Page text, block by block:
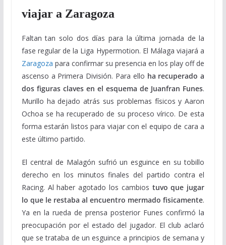
viajar a Zaragoza
Faltan tan solo dos días para la última jornada de la
fase regular de la Liga Hypermotion. El Málaga viajará a
Zaragoza para confirmar su presencia en los play off de
ascenso a Primera División. Para ello ha recuperado a
dos figuras claves en el esquema de Juanfran Funes.
Murillo ha dejado atrás sus problemas físicos y Aaron
Ochoa se ha recuperado de su proceso vírico. De esta
forma estarán listos para viajar con el equipo de cara a
este último partido.
El central de Malagón sufrió un esguince en su tobillo
derecho en los minutos finales del partido contra el
Racing. Al haber agotado los cambios tuvo que jugar
lo que le restaba al encuentro mermado fisicamente.
Ya en la rueda de prensa posterior Funes confirmó la
preocupación por el estado del jugador. El club aclaró
que se trataba de un esguince a principios de semana y